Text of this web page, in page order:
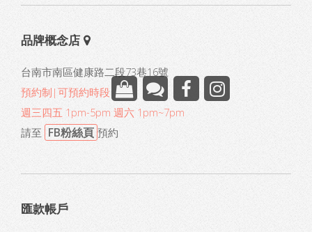
品牌概念店
台南市南區健康路二段73巷16號
預約制|可預約時段
週三四五 1pm-5pm 週六 1pm~7pm
請至 FB粉絲頁 預約
匯款帳戶